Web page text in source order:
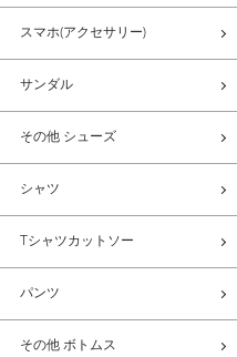
スマホ(アクセサリー)
サンダル
その他 シューズ
シャツ
Tシャツカットソー
パンツ
その他 ボトムス